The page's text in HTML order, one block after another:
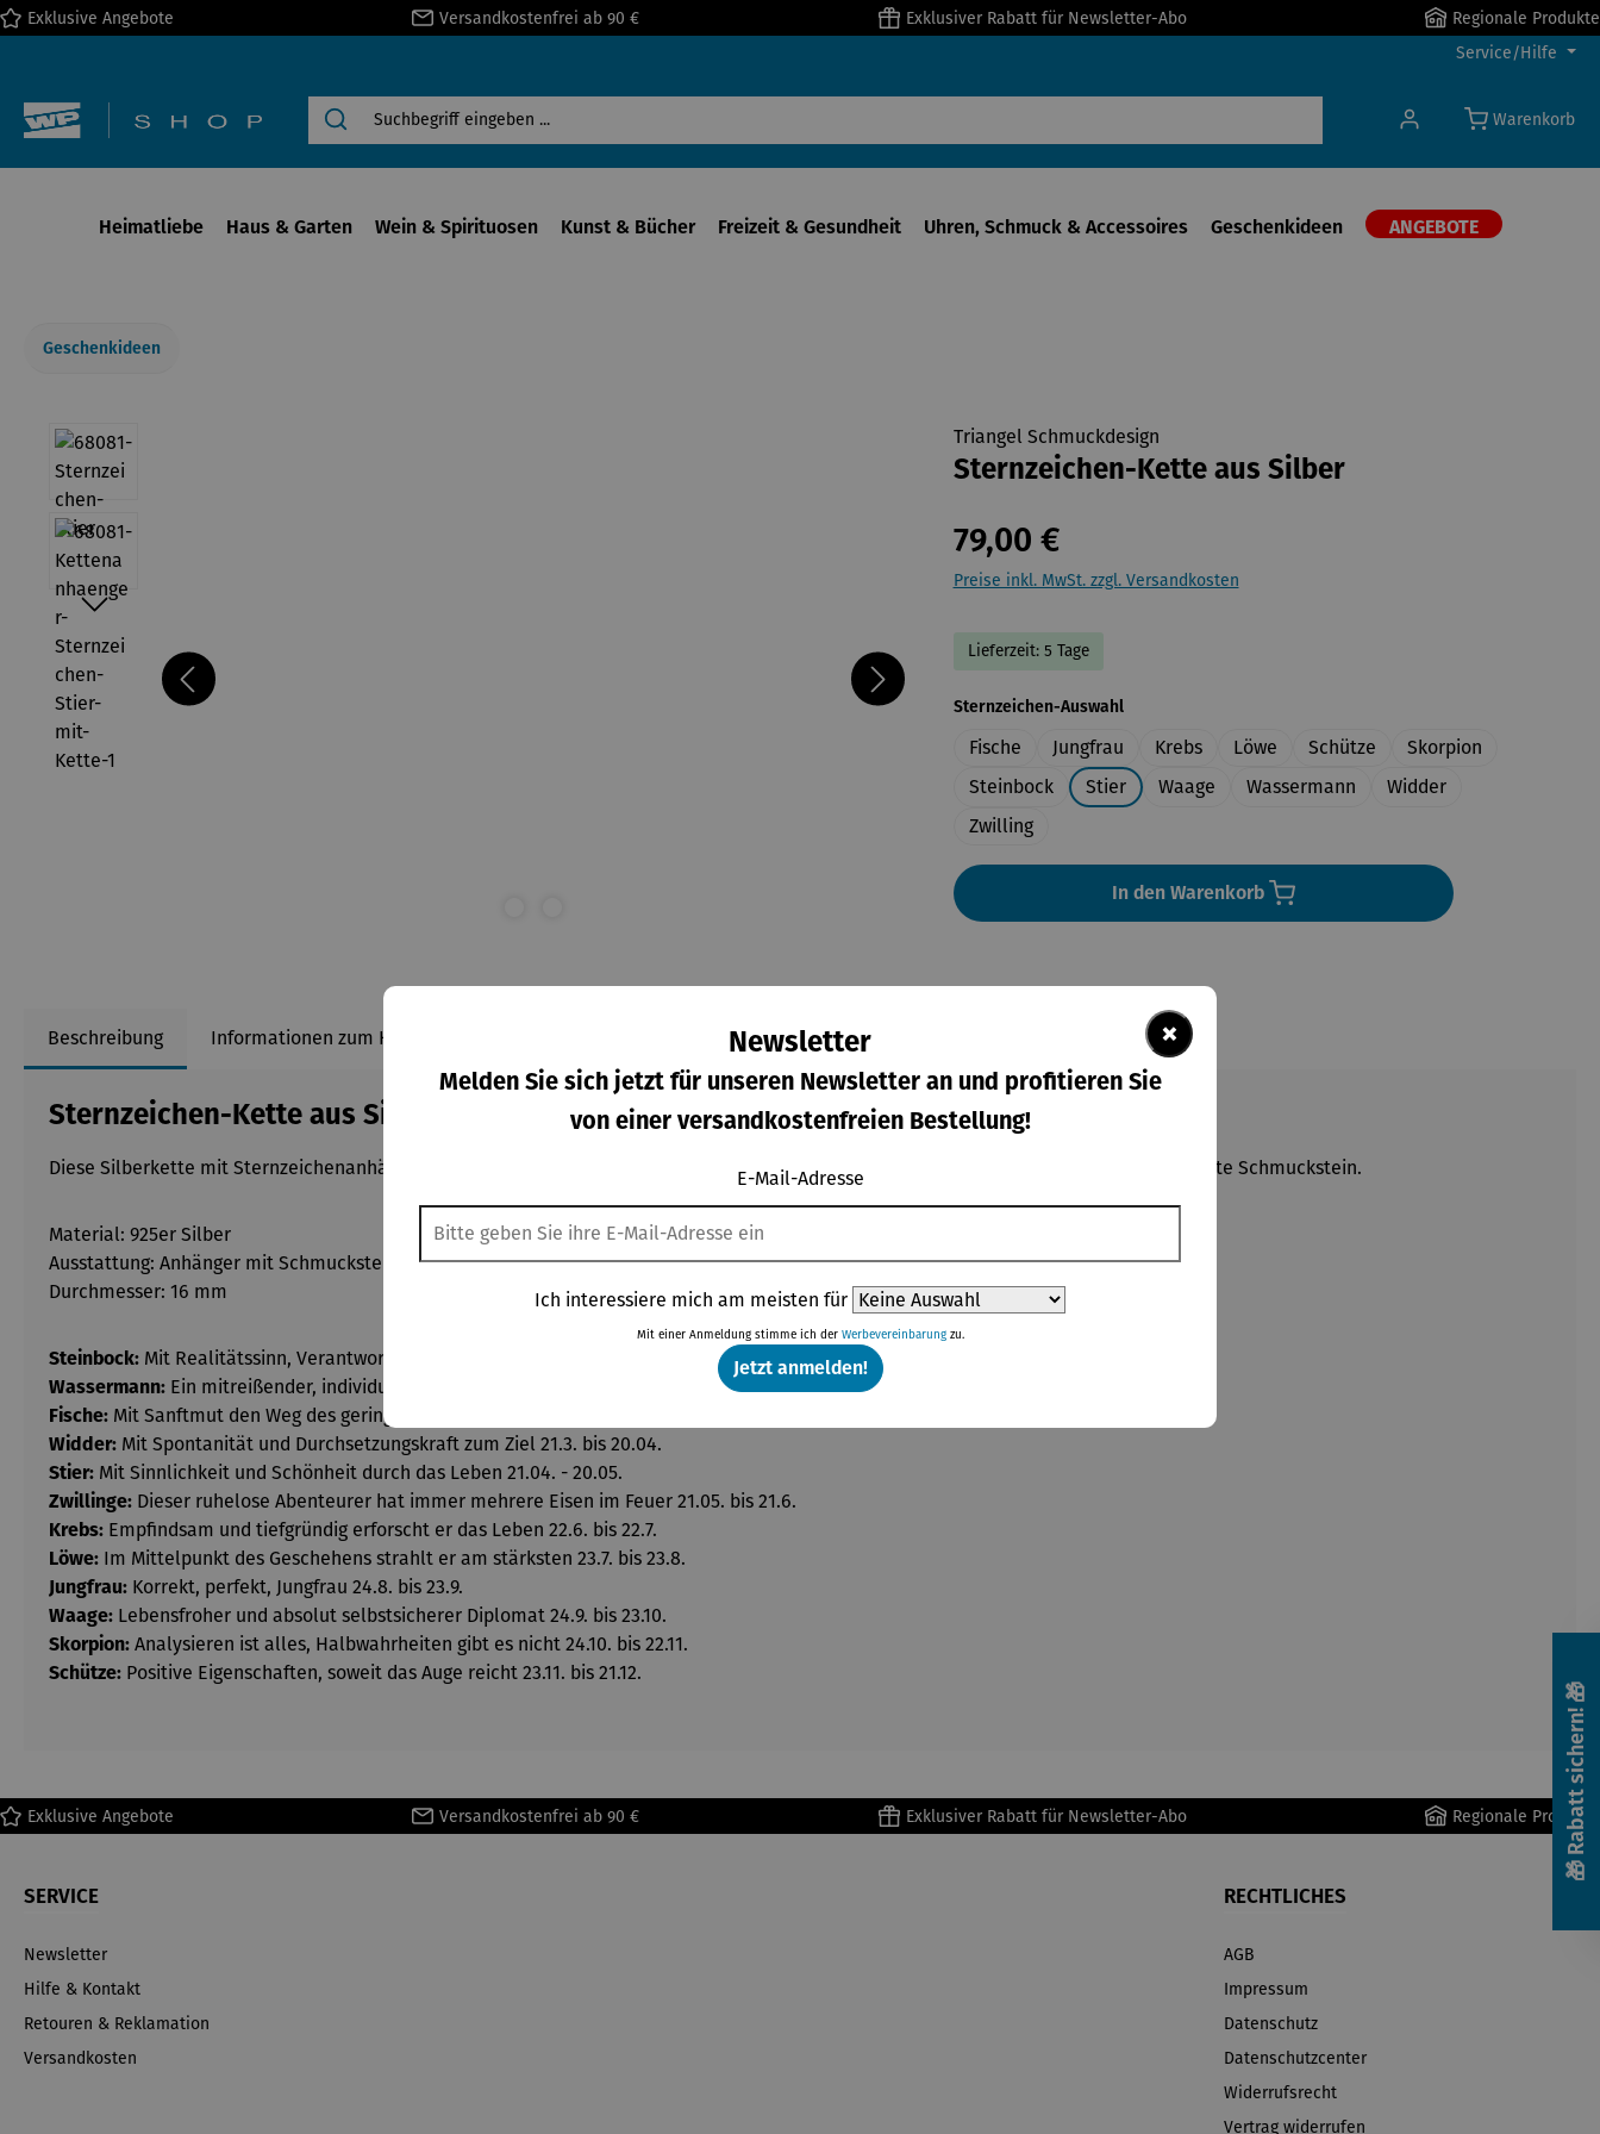
Zur Hauptnavigation springen
Exklusive Angebote Versandkostenfrei ab 90 € Exklusiver Rabatt für Newsletter-Abo
Regionale Produkte
Service/Hilfe
Warenkorb
Heimatliebe Haus & Garten Wein & Spirituosen Kunst & Bücher Freizeit & Gesundheit Uhren, Schmuck & Accessoires Geschenkideen ANGEBOTE
Geschenkideen
Bildergalerie überspringen Triangel Schmuckdesign
Sternzeichen-Kette aus Silber
79,00 €
Preise inkl. MwSt. zzgl. Versandkosten
Lieferzeit: 5 Tage
Sternzeichen-Auswahlauswählen
Fische Jungfrau Krebs Löwe Schütze
Skorpion
Steinbock
Stier Waage Wassermann
Widder
Zwilling
In den Warenkorb
Beschreibung Informationen zum Hersteller
Sternzeichen-Kette aus Silber
Diese Silberkette mit Sternzeichenanhänger besticht durch das klare, moderne Design. Einen besonderen Akzent setzt der jeweils elegante Schmuckstein.
Material: 925er Silber
Ausstattung: Anhänger mit Schmuckstein (siehe Details) und Ankerkette, 42 cm
Durchmesser: 16 mm
Steinbock: Mit Realitätssinn, Verantwortung und Ausdauer auf der Zielgeraden 22.12. bis 20.01.
Wassermann: Ein mitreißender, individueller und origineller Revolutionär 21.01. bis 19.02.
Fische: Mit Sanftmut den Weg des geringsten Widerstandes gehen 20.02. bis 20.03.
Widder: Mit Spontanität und Durchsetzungskraft zum Ziel 21.3. bis 20.04.
Stier: Mit Sinnlichkeit und Schönheit durch das Leben 21.04. - 20.05.
Zwillinge: Dieser ruhelose Abenteurer hat immer mehrere Eisen im Feuer 21.05. bis 21.6.
Krebs: Empfindsam und tiefgründig erforscht er das Leben 22.6. bis 22.7.
Löwe: Im Mittelpunkt des Geschehens strahlt er am stärksten 23.7. bis 23.8.
Jungfrau: Korrekt, perfekt, Jungfrau 24.8. bis 23.9.
Waage: Lebensfroher und absolut selbstsicherer Diplomat 24.9. bis 23.10.
Skorpion: Analysieren ist alles, Halbwahrheiten gibt es nicht 24.10. bis 22.11.
Schütze: Positive Eigenschaften, soweit das Auge reicht 23.11. bis 21.12.
Exklusive Angebote Versandkostenfrei ab 90 € Exklusiver Rabatt für Newsletter-Abo Regionale Produkte
SERVICE
Newsletter
Hilfe & Kontakt
Retouren & Reklamation
Versandkosten
RECHTLICHES
AGB
Impressum
Datenschutz
Datenschutzcenter
Widerrufsrecht
Vertrag widerrufen
🎁 Rabatt sichern! 🎁
×
Newsletter
Melden Sie sich jetzt für unseren Newsletter an und profitieren Sie
von einer versandkostenfreien Bestellung!
E-Mail-Adresse
Ich interessiere mich am meisten für
Mit einer Anmeldung stimme ich der Werbevereinbarungzu.
Jetzt anmelden!